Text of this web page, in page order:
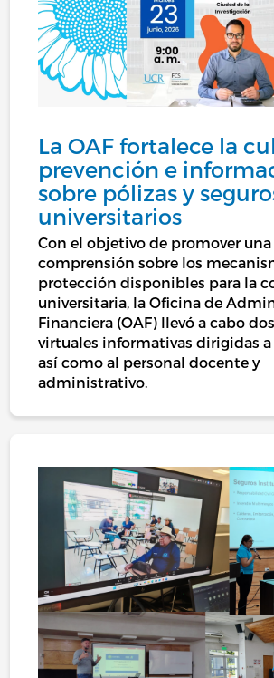
La OAF fortalece la
prevención e
sobre pólizas y
universitarios
Con el objetivo de promover
comprensión sobre los
protección disponibles para la
universitaria, la Oficina de
Financiera (OAF) llevó a cabo
virtuales informativas dirigidas a
así como al personal docente y
administrativo.